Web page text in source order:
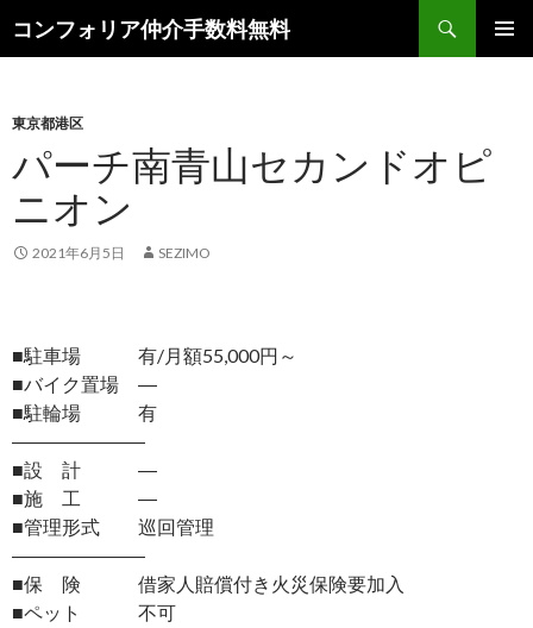
コンフォリア仲介手数料無料
索
ン
へ
ス
キ
ッ
東京都港区
パーチ南青山セカンドオピ
ニオン
2021年6月5日 SEZIMO
■駐車場 有/月額55,000円～
■バイク置場 ―
■駐輪場 有
―――――――
■設 計 ―
■施 工 ―
■管理形式 巡回管理
―――――――
■保 険 借家人賠償付き火災保険要加入
■ペット 不可